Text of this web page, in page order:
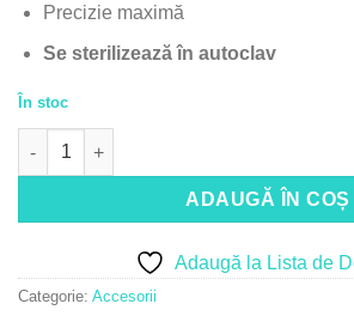
Precizie maximă
Se sterilizează în autoclav
În stoc
Cantitate InLei® FORFECUTĂ
ADAUGĂ ÎN COȘ
Adaugă la Lista de
Categorie: Accesorii